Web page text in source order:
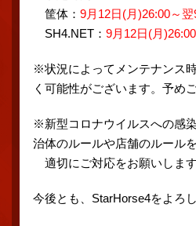
筐体： 9月12日(月)26:00～
SH4.NET： 9月12日(月
※状況によってメンテナンス
く可能性がございます。予め
※新型コロナウイルスへの感
治体のルールや店舗のルール
適切にご対応をお願いします
今後とも、StarHorse4をよろ